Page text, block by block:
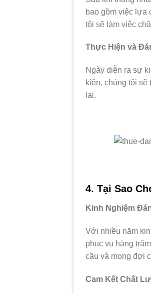
bao gồm việc lựa
tôi sẽ làm việc
Thực Hiện và
Ngày diễn ra sự
kiện, chúng tôi
lai.
4. Tại Sao
Kinh Nghiệm
Với nhiều năm
phục vụ hàng
cầu và mong đợi
Cam Kết Chất